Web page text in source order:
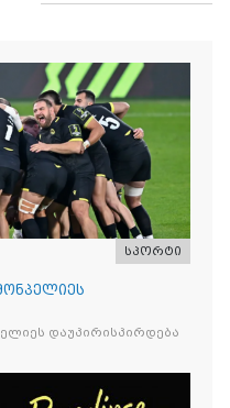
სპორტი
დაუპირისპირდება